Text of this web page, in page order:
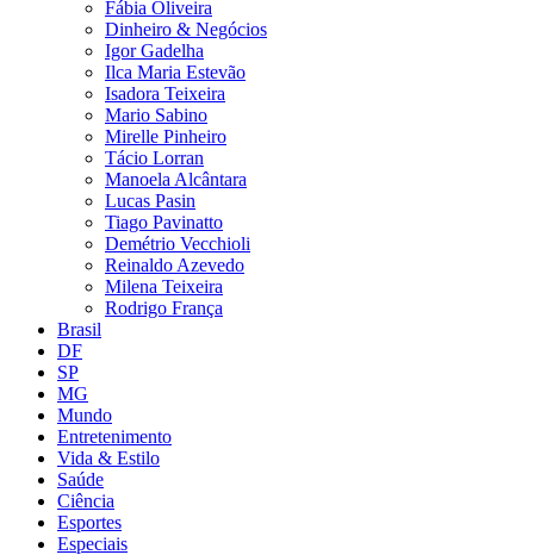
Fábia Oliveira
Dinheiro & Negócios
Igor Gadelha
Ilca Maria Estevão
Isadora Teixeira
Mario Sabino
Mirelle Pinheiro
Tácio Lorran
Manoela Alcântara
Lucas Pasin
Tiago Pavinatto
Demétrio Vecchioli
Reinaldo Azevedo
Milena Teixeira
Rodrigo França
Brasil
DF
SP
MG
Mundo
Entretenimento
Vida & Estilo
Saúde
Ciência
Esportes
Especiais